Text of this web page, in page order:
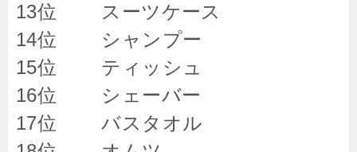
13位 スーツケース
14位 シャンプー
15位 ティッシュ
16位 シェーバー
17位 バスタオル